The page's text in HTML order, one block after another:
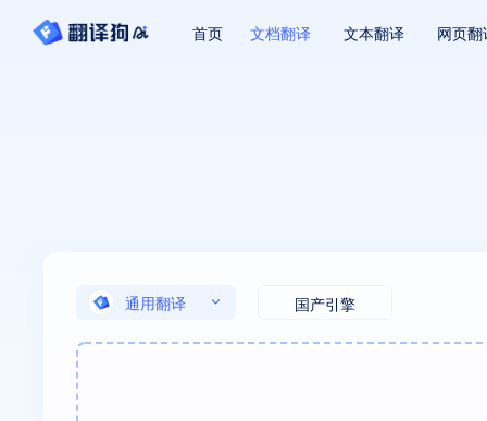
首页 文档翻译 文本翻译 网页翻
通用翻译 国产引擎